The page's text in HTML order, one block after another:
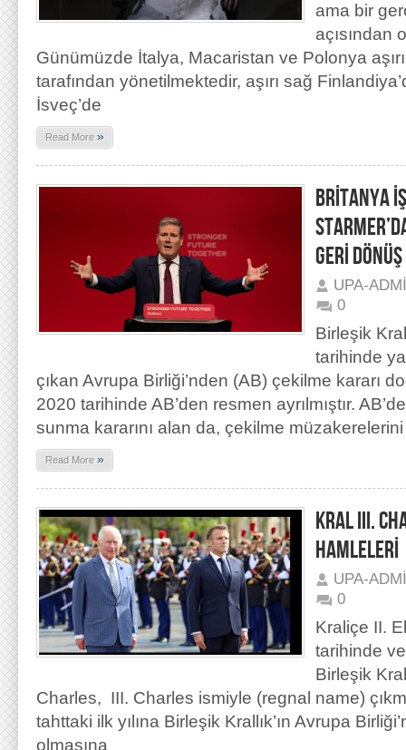
ama bir
açısından
Günümüzde İtalya, Macaristan ve Polonya
tarafından yönetilmektedir, aşırı sağ
İsveç’de
Read More »
BRİTANYA
GERİ
UPA-
0
Birleşik
tarihinde
çıkan Avrupa Birliği’nden (AB) çekilme kararı
2020 tarihinde AB’den resmen ayrılmıştır.
sunma kararını alan da, çekilme
Read More »
KRAL III.
HAMLELERİ
UPA-
0
Kraliçe II.
tarihinde
Birleşik
Charles, III. Charles ismiyle (regnal name)
tahttaki ilk yılına Birleşik Krallık’ın Avrupa
olmasına